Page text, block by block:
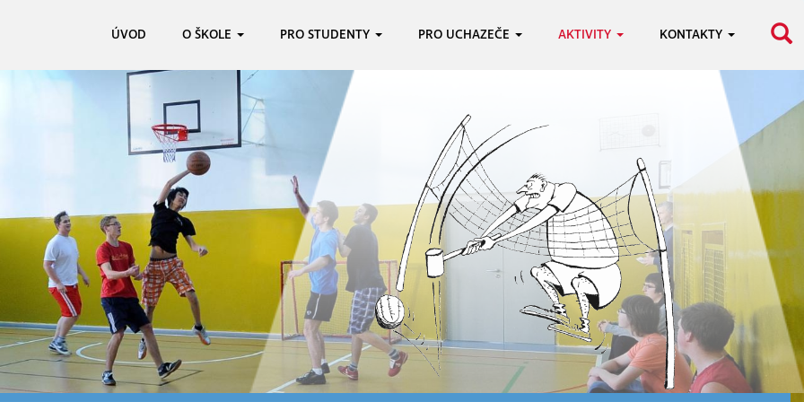
ÚVOD O ŠKOLE PRO STUDENTY PRO UCHAZEČE AKTIVITY KONTAKTY